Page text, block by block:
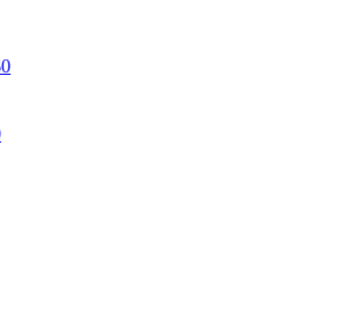
belöningar dagligen
0